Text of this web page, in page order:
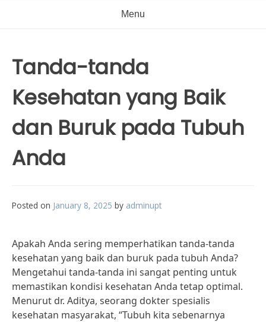
Menu
Tanda-tanda
Kesehatan yang Baik
dan Buruk pada Tubuh
Anda
Posted on January 8, 2025 by adminupt
Apakah Anda sering memperhatikan tanda-tanda
kesehatan yang baik dan buruk pada tubuh Anda?
Mengetahui tanda-tanda ini sangat penting untuk
memastikan kondisi kesehatan Anda tetap optimal.
Menurut dr. Aditya, seorang dokter spesialis
kesehatan masyarakat, “Tubuh kita sebenarnya